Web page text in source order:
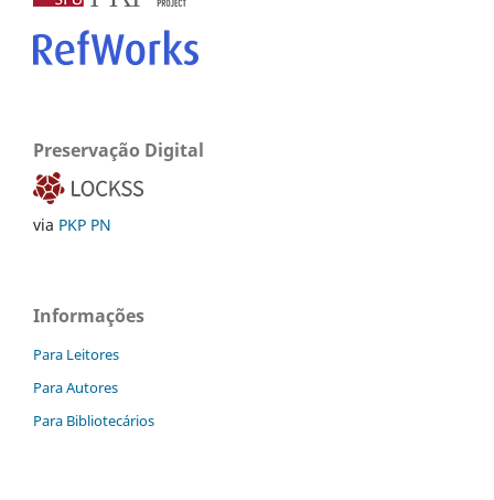
Preservação Digital
via PKP PN
Informações
Para Leitores
Para Autores
Para Bibliotecários